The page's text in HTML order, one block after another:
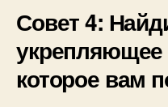
Совет 4:
укрепляющее
которое вам